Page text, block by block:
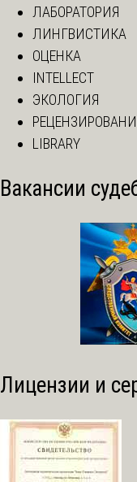
ЛАБОРАТОРИЯ
ЛИНГВИСТИКА
ОЦЕНКА
INTELLECT
ЭКОЛОГИЯ
LIBRARY
Вакансии
Лицензии и